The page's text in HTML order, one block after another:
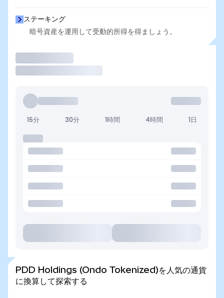
ステーキング
暗号資産を運用して受動的所得を得ましょう。
15分 30分 1時間 4時間 1日
PDD Holdings (Ondo Tokenized)を人気の通貨
に換算して探索する